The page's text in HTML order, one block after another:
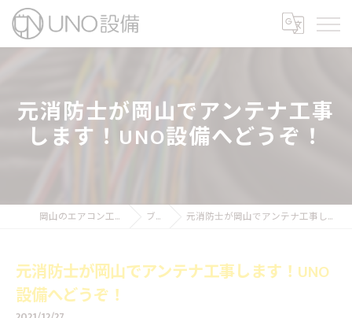
元消防士が岡山でアンテナ工事
します！UNO設備へどうぞ！
岡山のエアコン工事ならUNO設備 ブログ 元消防士が岡山でアンテナ工事します！UNO設備へどうぞ！
元消防士が岡山でアンテナ工事します！UNO
設備へどうぞ！